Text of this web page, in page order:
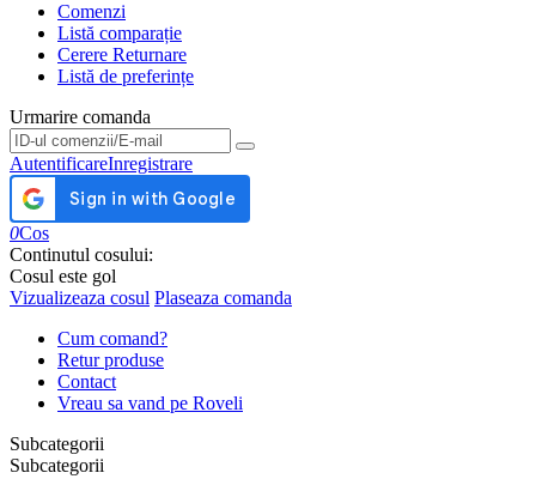
Comenzi
Listă comparație
Cerere Returnare
Listă de preferințe
Urmarire comanda
Urmarire comanda
AutentificareInregistrare
0Cos
Continutul cosului:
Cosul este gol
Vizualizeaza cosul Plaseaza comanda
Cum comand?
Retur produse
Contact
Vreau sa vand pe Roveli
Subcategorii
Subcategorii